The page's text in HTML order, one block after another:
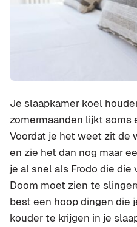
Je slaapkamer koel
zomermaanden lijkt soms
Voordat je het weet zit de
en zie het dan nog maar
je al snel als Frodo die
Doom moet zien te
best een hoop dingen die
kouder te krijgen in je